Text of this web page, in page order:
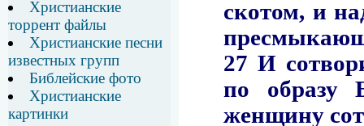
Христианские
торрент файлы
Христианские песни
известных групп
Библейские фото
Христианские
картинки